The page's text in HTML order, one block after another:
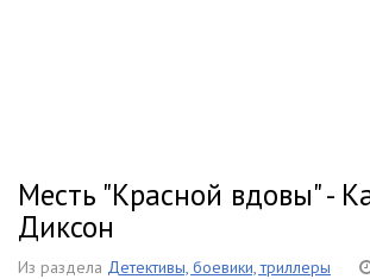
Месть "Красной вдовы" -
Диксон
Из раздела Детективы, боевики, триллеры